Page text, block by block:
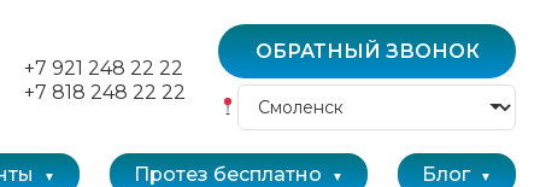
+7 921 248 22 22
+7 818 248 22 22
ОБРАТНЫЙ ЗВОНОК
Протез бесплатно Блог